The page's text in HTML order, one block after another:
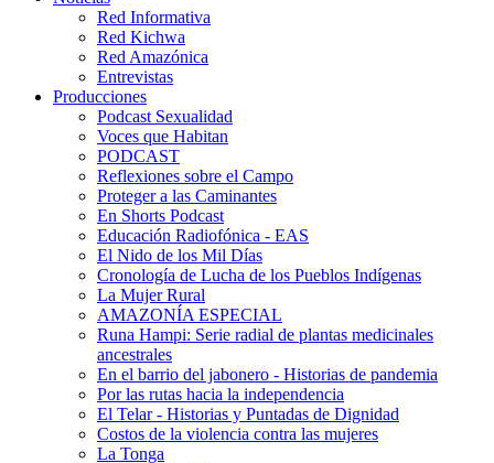
Red Informativa
Red Kichwa
Red Amazónica
Entrevistas
Producciones
Podcast Sexualidad
Voces que Habitan
PODCAST
Reflexiones sobre el Campo
Proteger a las Caminantes
En Shorts Podcast
Educación Radiofónica - EAS
El Nido de los Mil Días
Cronología de Lucha de los Pueblos Indígenas
La Mujer Rural
AMAZONÍA ESPECIAL
Runa Hampi: Serie radial de plantas medicinales
ancestrales
En el barrio del jabonero - Historias de pandemia
Por las rutas hacia la independencia
El Telar - Historias y Puntadas de Dignidad
Costos de la violencia contra las mujeres
La Tonga